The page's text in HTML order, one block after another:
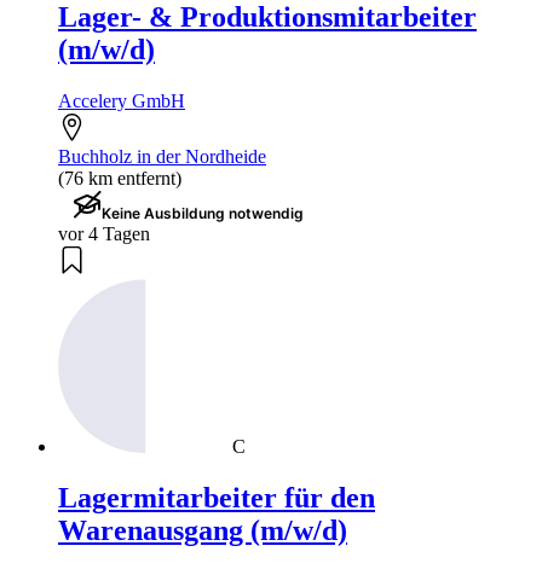
Lager- & Produktionsmitarbeiter
(m/w/d)
Accelery GmbH
Buchholz in der Nordheide
(76 km entfernt)
Keine Ausbildung notwendig
vor 4 Tagen
C
Lagermitarbeiter für den
Warenausgang (m/w/d)